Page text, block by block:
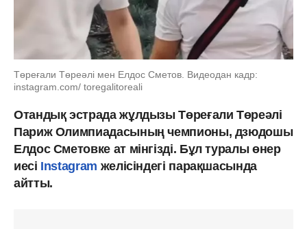
Төреғали Төреәлі мен Елдос Сметов. Видеодан кадр:
instagram.com/ toregalitoreali
Отандық эстрада жұлдызы Төреғали Төреәлі
Париж Олимпиадасының чемпионы, дзюдошы
Елдос Сметовке ат мінгізді. Бұл туралы өнер
иесі Instagram желісіндегі парақшасында
айтты.